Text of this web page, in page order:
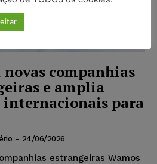
companhias
e amplia
internacionais para
- 24/06/2026
estrangeiras Wamos